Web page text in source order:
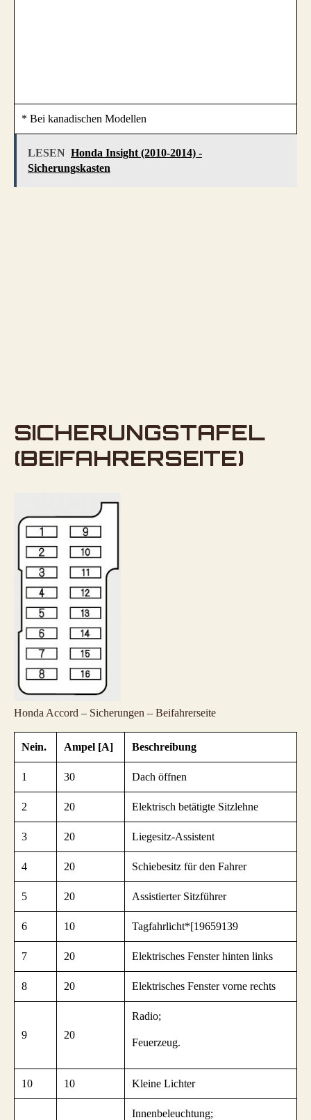
* Bei kanadischen Modellen
LESEN Honda Insight (2010-2014) -
Sicherungskasten
SICHERUNGSTAFEL
(BEIFAHRERSEITE)
Honda Accord – Sicherungen – Beifahrerseite
Nein. Ampel [A] Beschreibung
1 30 Dach öffnen
2 20 Elektrisch betätigte Sitzlehne
3 20 Liegesitz-Assistent
4 20 Schiebesitz für den Fahrer
5 20 Assistierter Sitzführer
6 10 Tagfahrlicht*[19659139
7 20 Elektrisches Fenster hinten links
8 20 Elektrisches Fenster vorne rechts
9 20
Radio;
Feuerzeug.
10 10 Kleine Lichter
Innenbeleuchtung;